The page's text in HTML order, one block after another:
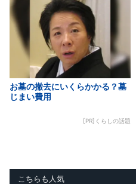
お墓の撤去にいくらかかる？墓
じまい費用
[PR]くらしの話題
こちらも人気